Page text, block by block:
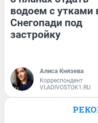
водоем с утками
Снегопади под
застройку
Алиса Князева
Корреспондент
VLADIVOSTOK1.RU